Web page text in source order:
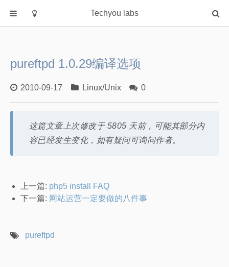
Techyou labs
Default
Linux/Unix
Database
Cloud
Networking
关于作者
pureftpd 1.0.29编译选项
2010-09-17 Linux/Unix 0
这篇文章上次修改于 5805 天前，可能其部分内
容已经发生变化，如有疑问可询问作者。
上一篇: php5 install FAQ
下一篇: 网站运营一定要做的八件事
pureftpd